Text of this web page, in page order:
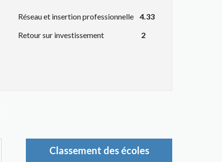
Réseau et insertion professionnelle
4.33
Retour sur investissement
2
Classement des écoles